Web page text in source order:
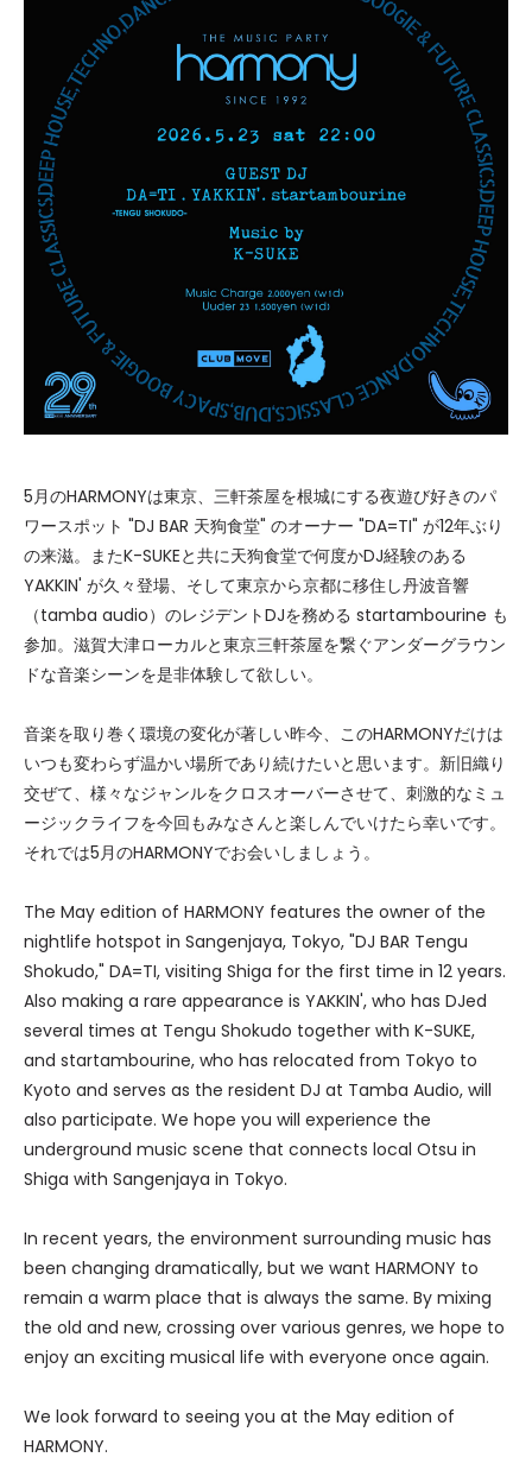
5月のHARMONYは東京、三軒茶屋を根城にする夜遊び好きのパ
ワースポット "DJ BAR 天狗食堂" のオーナー "DA=TI" が12年ぶり
の来滋。またK-SUKEと共に天狗食堂で何度かDJ経験のある
YAKKIN' が久々登場、そして東京から京都に移住し丹波音響
（tamba audio）のレジデントDJを務める startambourine も
参加。滋賀大津ローカルと東京三軒茶屋を繋ぐアンダーグラウン
ドな音楽シーンを是非体験して欲しい。
音楽を取り巻く環境の変化が著しい昨今、このHARMONYだけは
いつも変わらず温かい場所であり続けたいと思います。新旧織り
交ぜて、様々なジャンルをクロスオーバーさせて、刺激的なミュ
ージックライフを今回もみなさんと楽しんでいけたら幸いです。
それでは5月のHARMONYでお会いしましょう。
The May edition of HARMONY features the owner of the
nightlife hotspot in Sangenjaya, Tokyo, "DJ BAR Tengu
Shokudo," DA=TI, visiting Shiga for the first time in 12 years.
Also making a rare appearance is YAKKIN', who has DJed
several times at Tengu Shokudo together with K-SUKE,
and startambourine, who has relocated from Tokyo to
Kyoto and serves as the resident DJ at Tamba Audio, will
also participate. We hope you will experience the
underground music scene that connects local Otsu in
Shiga with Sangenjaya in Tokyo.
In recent years, the environment surrounding music has
been changing dramatically, but we want HARMONY to
remain a warm place that is always the same. By mixing
the old and new, crossing over various genres, we hope to
enjoy an exciting musical life with everyone once again.
We look forward to seeing you at the May edition of
HARMONY.